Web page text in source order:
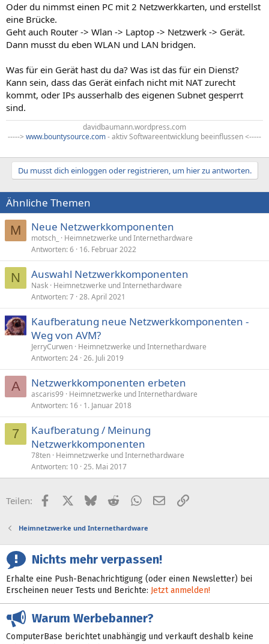
Oder du nimmst einen PC mit 2 Netzwerkkarten, und erstellst
eine Brücke.
Geht auch Router -> Wlan -> Laptop -> Netzwerk -> Gerät.
Dann musst du eben WLAN und LAN bridgen.
Was für ein Gerät hast du da? Was ist das für ein Dienst?
Kann sein, dass das Gerät einfach nicht mit NAT zurecht
kommt, oder IPs ausserhalb des eigenen Subnet gesperrt
sind.
davidbaumann.wordpress.com
-----> www.bountysource.com- aktiv Softwareentwicklung beeinflussen <-----
Du musst dich einloggen oder registrieren, um hier zu antworten.
Ähnliche Themen
M Neue Netzwerkkomponenten
motsch_
Heimnetzwerke und Internethardware
Antworten 6 16. Februar 2022
N Auswahl Netzwerkkomponenten
Nask Heimnetzwerke und Internethardware
Antworten 7 28. April 2021
Kaufberatung neue Netzwerkkomponenten -
Weg von AVM?
JerryCurwen Heimnetzwerke und Internethardware
Antworten 24 26. Juli 2019
A Netzwerkkomponenten erbeten
ascaris99
Heimnetzwerke und Internethardware
Antworten 16 1. Januar 2018
7
Kaufberatung / Meinung
Netzwerkkomponenten
78ten Heimnetzwerke und Internethardware
Antworten 10 25. Mai 2017
Teilen: FacebookX (Twitter)
BlueskyRedditWhatsApp
E-MailLink
Heimnetzwerke und Internethardware
Nichts mehr verpassen!
Erhalte eine Push-Benachrichtigung (oder einen Newsletter) bei
Erscheinen neuer Tests und Berichte: Jetzt anmelden!
Warum Werbebanner?
ComputerBase berichtet unabhängig und verkauft deshalb keine